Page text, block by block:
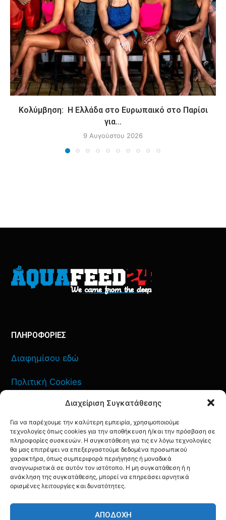
Διαχείριση Συγκατάθεσης
Για να παρέχουμε την καλύτερη εμπειρία, χρησιμοποιούμε
τεχνολογίες όπως cookies για την αποθήκευση ή/και την πρόσβαση σε
πληροφορίες συσκευών. Η συγκατάθεση για τις εν λόγω τεχνολογίες
θα μας επιτρέψει να επεξεργαστούμε δεδομένα προσωπικού
χαρακτήρα, όπως συμπεριφορά περιήγησης ή μοναδικά
αναγνωριστικά σε αυτόν τον ιστότοπο. Η μη συγκατάθεση ή η
ανάκληση της συγκατάθεσης, μπορεί να επηρεάσει αρνητικά
ορισμένες λειτουργίες και δυνατότητες.
ΑΠΟΔΟΧΉ
Κολύμβηση: Η Ελλάδα στο Ευρωπαικό στο Παρίσι
για...
9 Αυγούστου 2026
ΠΛΗΡΟΦΟΡΙΕΣ
Διαφημίσου εδώ
Πολιτική Cookies
Πολιτική Απορρήτου
ΕΠΙΚΟΙΝΩΝΙΑ
YOUTUBE